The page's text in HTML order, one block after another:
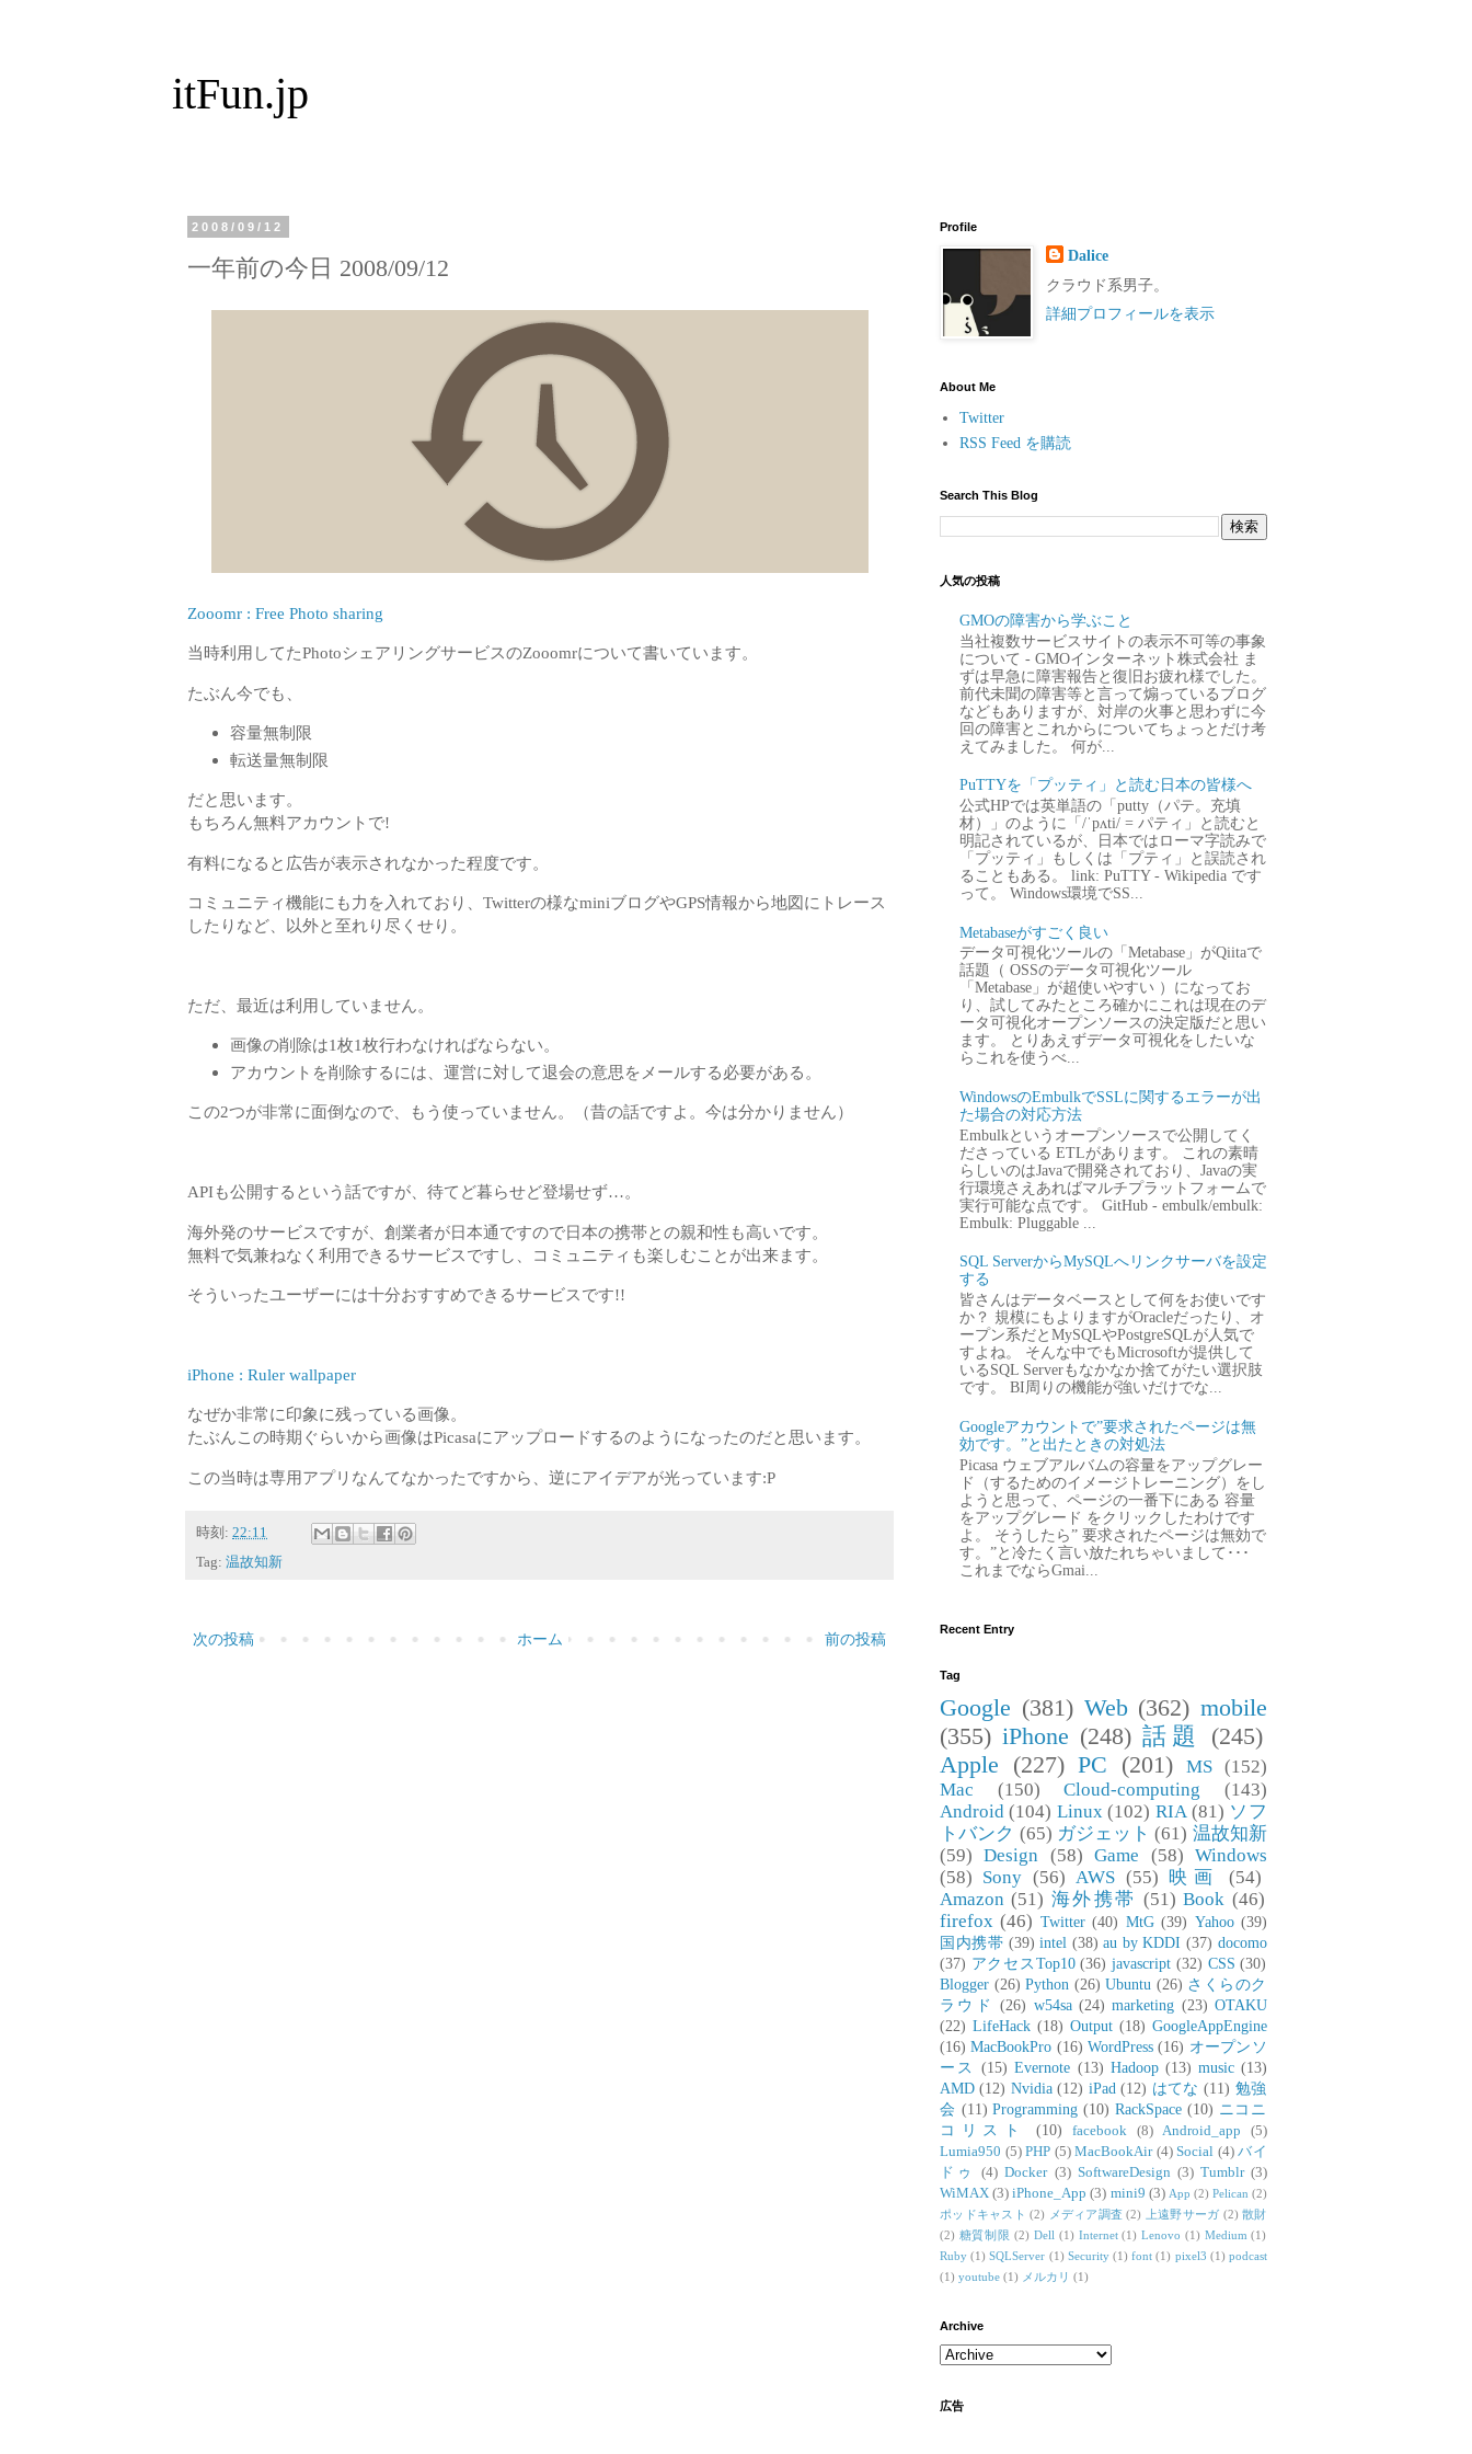
itFun.jp
2008/09/12
一年前の今日 2008/09/12
Zooomr : Free Photo sharing
当時利用してたPhotoシェアリングサービスのZooomrについて書いています。
たぶん今でも、
容量無制限
転送量無制限
だと思います。
もちろん無料アカウントで!
有料になると広告が表示されなかった程度です。
コミュニティ機能にも力を入れており、Twitterの様なminiブログやGPS情報から地図にトレース
したりなど、以外と至れり尽くせり。
ただ、最近は利用していません。
画像の削除は1枚1枚行わなければならない。
アカウントを削除するには、運営に対して退会の意思をメールする必要がある。
この2つが非常に面倒なので、もう使っていません。（昔の話ですよ。今は分かりません）
APIも公開するという話ですが、待てど暮らせど登場せず…。
海外発のサービスですが、創業者が日本通ですので日本の携帯との親和性も高いです。
無料で気兼ねなく利用できるサービスですし、コミュニティも楽しむことが出来ます。
そういったユーザーには十分おすすめできるサービスです!!
iPhone : Ruler wallpaper
なぜか非常に印象に残っている画像。
たぶんこの時期ぐらいから画像はPicasaにアップロードするのようになったのだと思います。
この当時は専用アプリなんてなかったですから、逆にアイデアが光っています:P
時刻: 22:11
Tag: 温故知新
次の投稿 前の投稿
ホーム
Profile
Dalice
クラウド系男子。
詳細プロフィールを表示
About Me
Twitter
RSS Feed を購読
Search This Blog
人気の投稿
GMOの障害から学ぶこと
当社複数サービスサイトの表示不可等の事象
について - GMOインターネット株式会社 ま
ずは早急に障害報告と復旧お疲れ様でした。
前代未聞の障害等と言って煽っているブログ
などもありますが、対岸の火事と思わずに今
回の障害とこれからについてちょっとだけ考
えてみました。 何が...
PuTTYを「プッティ」と読む日本の皆様へ
公式HPでは英単語の「putty（パテ。充填
材）」のように「/ˈpʌti/ = パティ」と読むと
明記されているが、日本ではローマ字読みで
「プッティ」もしくは「プティ」と誤読され
ることもある。 link: PuTTY - Wikipedia です
って。 Windows環境でSS...
Metabaseがすごく良い
データ可視化ツールの「Metabase」がQiitaで
話題（ OSSのデータ可視化ツール
「Metabase」が超使いやすい ）になってお
り、試してみたところ確かにこれは現在のデ
ータ可視化オープンソースの決定版だと思い
ます。 とりあえずデータ可視化をしたいな
らこれを使うべ...
WindowsのEmbulkでSSLに関するエラーが出
た場合の対応方法
Embulkというオープンソースで公開してく
ださっている ETLがあります。 これの素晴
らしいのはJavaで開発されており、Javaの実
行環境さえあればマルチプラットフォームで
実行可能な点です。 GitHub - embulk/embulk:
Embulk: Pluggable ...
SQL ServerからMySQLへリンクサーバを設定
する
皆さんはデータベースとして何をお使いです
か？ 規模にもよりますがOracleだったり、オ
ープン系だとMySQLやPostgreSQLが人気で
すよね。 そんな中でもMicrosoftが提供して
いるSQL Serverもなかなか捨てがたい選択肢
です。 BI周りの機能が強いだけでな...
Googleアカウントで”要求されたページは無
効です。”と出たときの対処法
Picasa ウェブアルバムの容量をアップグレー
ド（するためのイメージトレーニング）をし
ようと思って、ページの一番下にある 容量
をアップグレード をクリックしたわけです
よ。 そうしたら” 要求されたページは無効で
す。”と冷たく言い放たれちゃいまして･･･
これまでならGmai...
Recent Entry
Tag
Google (381) Web (362) mobile
(355) iPhone (248) 話題
(245)
Apple (227) PC (201) MS (152)
Mac
(150) Cloud-computing
(143)
Android (104) Linux (102) RIA (81) ソフ
トバンク (65) ガジェット (61) 温故知新
(59)
Design (58) Game (58) Windows
(58) Sony (56) AWS (55) 映画
(54)
Amazon (51) 海外携帯 (51) Book (46)
firefox (46) Twitter (40) MtG (39) Yahoo (39)
国内携帯 (39) intel (38) au by KDDI (37) docomo
(37) アクセスTop10 (36) javascript (32) CSS (30)
Blogger (26) Python (26) Ubuntu (26) さくらのク
ラウド
(26) w54sa (24) marketing (23) OTAKU
(22) LifeHack (18) Output (18) GoogleAppEngine
(16) MacBookPro (16) WordPress (16) オープンソ
ース
(15) Evernote (13) Hadoop (13) music (13)
AMD (12) Nvidia (12) iPad (12) はてな (11) 勉強
会 (11) Programming (10) RackSpace (10) ニコニ
コリスト
(10) facebook (8) Android_app
(5)
Lumia950 (5) PHP (5) MacBookAir (4) Social (4) バイ
ドゥ
(4) Docker (3) SoftwareDesign (3) Tumblr (3)
WiMAX (3) iPhone_App (3) mini9 (3) App (2) Pelican (2)
ポッドキャスト (2) メディア調査 (2) 上遠野サーガ (2) 散財
(2) 糖質制限 (2) Dell (1) Internet (1) Lenovo (1) Medium (1)
Ruby (1) SQLServer (1) Security (1) font (1) pixel3 (1) podcast
(1) youtube (1) メルカリ (1)
Archive
広告